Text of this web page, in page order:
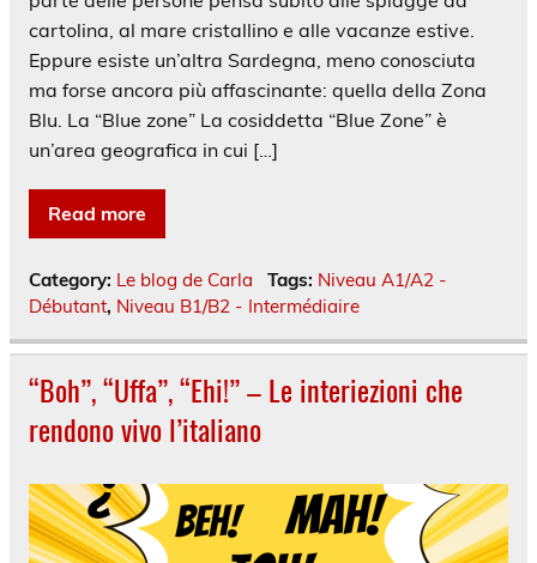
cartolina, al mare cristallino e alle vacanze estive.
Eppure esiste un’altra Sardegna, meno conosciuta
ma forse ancora più affascinante: quella della Zona
Blu. La “Blue zone” La cosiddetta “Blue Zone” è
un’area geografica in cui […]
Read more
Category: Le blog de Carla Tags: Niveau A1/A2 -
Débutant, Niveau B1/B2 - Intermédiaire
“Boh”, “Uffa”, “Ehi!” – Le interiezioni che
rendono vivo l’italiano